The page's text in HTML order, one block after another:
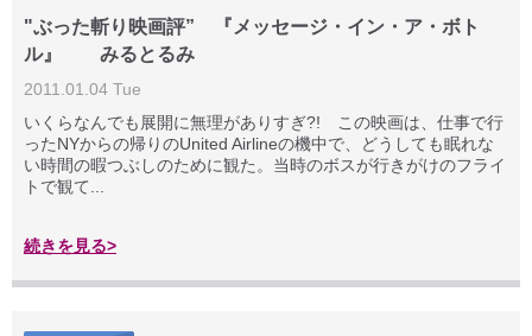
"ぶった斬り映画評” 『メッセージ・イン・ア・ボト
ル』 みるとるみ
2011.01.04 Tue
いくらなんでも展開に無理がありすぎ?! この映画は、仕事で行
ったNYからの帰りのUnited Airlineの機中で、どうしても眠れな
い時間の暇つぶしのために観た。当時のボスが行きがけのフライ
トで観て...
続きを見る>